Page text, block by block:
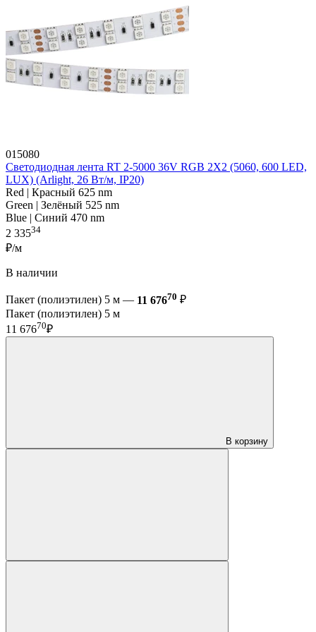
015080
Светодиодная лента RT 2-5000 36V RGB 2X2 (5060, 600 LED,
LUX) (Arlight, 26 Вт/м, IP20)
Red | Красный 625 nm
Green | Зелёный 525 nm
Blue | Синий 470 nm
2 33534
₽/м
В наличии
Пакет (полиэтилен) 5 м — 11 67670 ₽
Пакет (полиэтилен) 5 м
11 67670₽
В корзину